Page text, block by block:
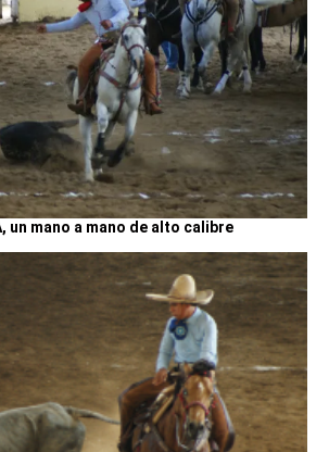
un mano a mano de alto calibre